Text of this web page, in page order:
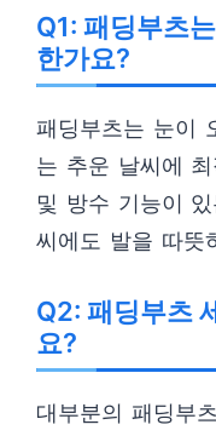
Q1: 패딩부츠
한가요?
패딩부츠는 눈이
는 추운 날씨에
및 방수 기능이
씨에도 발을 따뜻
Q2: 패딩부츠
요?
대부분의 패딩부